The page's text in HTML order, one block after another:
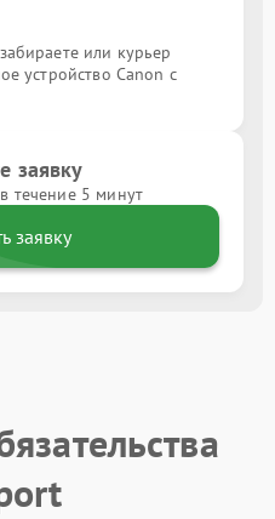
или курьер
устройство Canon с
заявку
течение 5 минут
заявку